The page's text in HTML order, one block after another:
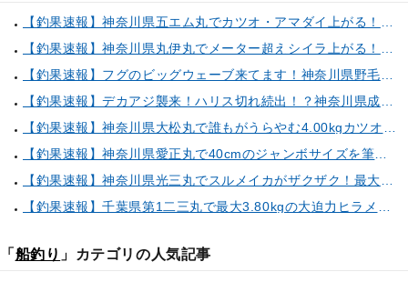
【釣果速報】神奈川県五エム丸でカツオ・アマダイ上がる！イトヨリ・カサゴ・鬼カサゴなどゲストも多種多様！充実の釣行をお約束します！
【釣果速報】神奈川県丸伊丸でメーター超えシイラ上がる！夏の海のモンスターと勝負したいなら今すぐ予約を！
【釣果速報】フグのビッグウェーブ来てます！神奈川県野毛屋釣船店で38cmのショウサイフグGET！このチャンスを逃すな！
【釣果速報】デカアジ襲来！ハリス切れ続出！？神奈川県成銀丸は今が狙い目の大チャンス！
【釣果速報】神奈川県大松丸で誰もがうらやむ4.00kgカツオをキャッチ！あなたも乗船して青物三昧しませんか？
【釣果速報】神奈川県愛正丸で40cmのジャンボサイズを筆頭にアジが釣れまくり！味も極上な今が乗船どき！
【釣果速報】神奈川県光三丸でスルメイカがザクザク！最大40cm！気になる竿頭の仕掛けは？
【釣果速報】千葉県第1二三丸で最大3.80kgの大迫力ヒラメ獲れる！憧れの巨大根魚に出会う船の旅に出ませんか？
「 船釣り 」カテゴリの人気記事